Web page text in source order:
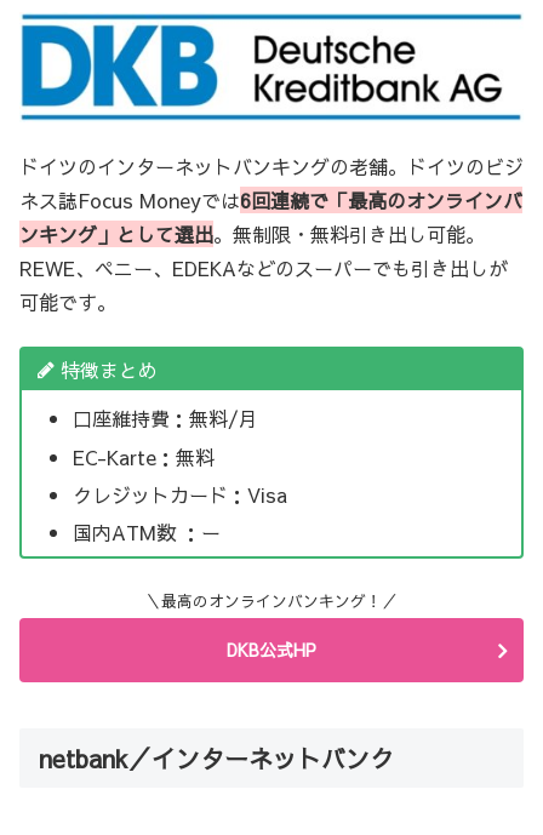
ドイツのインターネットバンキングの老舗。ドイツのビジ
ネス誌Focus Moneyでは6回連続で「最高のオンラインバ
ンキング」として選出。無制限・無料引き出し可能。
REWE、ペニー、EDEKAなどのスーパーでも引き出しが
可能です。
特徴まとめ
口座維持費：無料/月
EC-Karte：無料
クレジットカード：Visa
国内ATM数 ：ー
＼最高のオンラインバンキング！／
DKB公式HP
netbank／インターネットバンク